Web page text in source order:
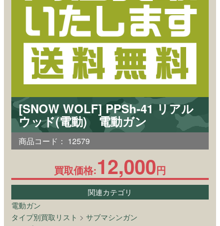
[SNOW WOLF] PPSh-41 リアル
ウッド(電動) 電動ガン
商品コード： 12579
買取価格:12,000円
関連カテゴリ
電動ガン
タイプ別買取リスト > サブマシンガン